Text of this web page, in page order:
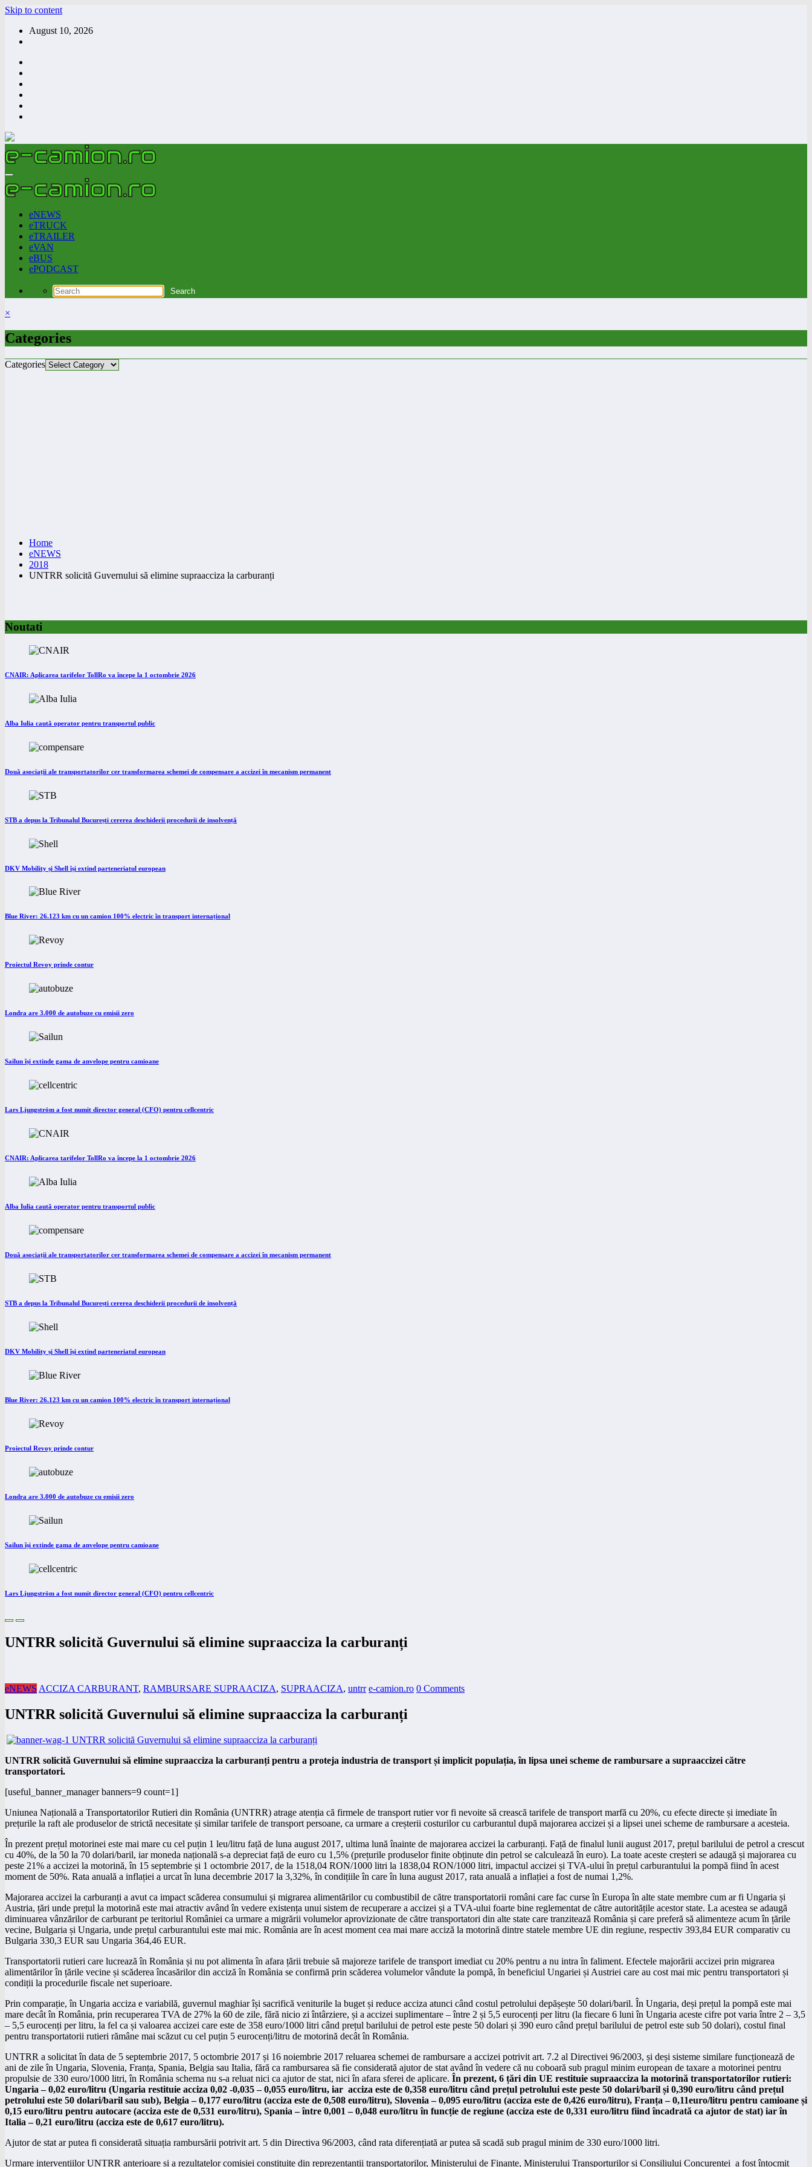
Skip to content
August 10, 2026
eNEWS
eTRUCK
eTRAILER
eVAN
eBUS
ePODCAST
×
Categories
Categories
Home
eNEWS
2018
UNTRR solicită Guvernului să elimine supraacciza la carburanți
Noutati
CNAIR: Aplicarea tarifelor TollRo va începe la 1 octombrie 2026
Alba Iulia caută operator pentru transportul public
Două asociații ale transportatorilor cer transformarea schemei de compensare a accizei în mecanism permanent
STB a depus la Tribunalul București cererea deschiderii procedurii de insolvență
DKV Mobility și Shell își extind parteneriatul european
Blue River: 26.123 km cu un camion 100% electric în transport internațional
Proiectul Revoy prinde contur
Londra are 3.000 de autobuze cu emisii zero
Sailun își extinde gama de anvelope pentru camioane
Lars Ljungström a fost numit director general (CFO) pentru cellcentric
CNAIR: Aplicarea tarifelor TollRo va începe la 1 octombrie 2026
Alba Iulia caută operator pentru transportul public
Două asociații ale transportatorilor cer transformarea schemei de compensare a accizei în mecanism permanent
STB a depus la Tribunalul București cererea deschiderii procedurii de insolvență
DKV Mobility și Shell își extind parteneriatul european
Blue River: 26.123 km cu un camion 100% electric în transport internațional
Proiectul Revoy prinde contur
Londra are 3.000 de autobuze cu emisii zero
Sailun își extinde gama de anvelope pentru camioane
Lars Ljungström a fost numit director general (CFO) pentru cellcentric
UNTRR solicită Guvernului să elimine supraacciza la carburanți
eNEWS ACCIZA CARBURANT, RAMBURSARE SUPRAACIZA, SUPRAACIZA, untrr e-camion.ro 0 Comments
UNTRR solicită Guvernului să elimine supraacciza la carburanți
UNTRR solicită Guvernului să elimine supraacciza la carburanți pentru a proteja industria de transport și implicit populația, în lipsa unei scheme de rambursare a supraaccizei către
transportatori.
[useful_banner_manager banners=9 count=1]
Uniunea Națională a Transportatorilor Rutieri din România (UNTRR) atrage atenția că firmele de transport rutier vor fi nevoite să crească tarifele de transport marfă cu 20%, cu efecte directe și imediate în
prețurile la raft ale produselor de strictă necesitate și similar tarifele de transport persoane, ca urmare a creșterii costurilor cu carburantul după majorarea accizei și a lipsei unei scheme de rambursare a acesteia.
În prezent prețul motorinei este mai mare cu cel puțin 1 leu/litru față de luna august 2017, ultima lună înainte de majorarea accizei la carburanți. Față de finalul lunii august 2017, prețul barilului de petrol a crescut
cu 40%, de la 50 la 70 dolari/baril, iar moneda națională s-a depreciat față de euro cu 1,5% (prețurile produselor finite obținute din petrol se calculează în euro). La toate aceste creșteri se adaugă și majorarea cu
peste 21% a accizei la motorină, în 15 septembrie și 1 octombrie 2017, de la 1518,04 RON/1000 litri la 1838,04 RON/1000 litri, impactul accizei și TVA-ului în prețul carburantului la pompă fiind în acest
moment de 50%. Rata anuală a inflației a urcat în luna decembrie 2017 la 3,32%, în condițiile în care în luna august 2017, rata anuală a inflației a fost de numai 1,2%.
Majorarea accizei la carburanți a avut ca impact scăderea consumului și migrarea alimentărilor cu combustibil de către transportatorii români care fac curse în Europa în alte state membre cum ar fi Ungaria și
Austria, țări unde prețul la motorină este mai atractiv având în vedere existența unui sistem de recuperare a accizei și a TVA-ului foarte bine reglementat de către autoritățile acestor state. La acestea se adaugă
diminuarea vânzărilor de carburant pe teritoriul României ca urmare a migrării volumelor aprovizionate de către transportatori din alte state care tranzitează România și care preferă să alimenteze acum în țările
vecine, Bulgaria și Ungaria, unde prețul carburantului este mai mic. România are în acest moment cea mai mare acciză la motorină dintre statele membre UE din regiune, respectiv 393,84 EUR comparativ cu
Bulgaria 330,3 EUR sau Ungaria 364,46 EUR.
Transportatorii rutieri care lucrează în România și nu pot alimenta în afara țării trebuie să majoreze tarifele de transport imediat cu 20% pentru a nu intra în faliment. Efectele majorării accizei prin migrarea
alimentărilor în țările vecine și scăderea încasărilor din acciză în România se confirmă prin scăderea volumelor vândute la pompă, în beneficiul Ungariei și Austriei care au cost mai mic pentru transportatori și
condiții la procedurile fiscale net superioare.
Prin comparație, în Ungaria acciza e variabilă, guvernul maghiar își sacrifică veniturile la buget și reduce acciza atunci când costul petrolului depășește 50 dolari/baril. În Ungaria, deși prețul la pompă este mai
mare decât în România, prin recuperarea TVA de 27% la 60 de zile, fără nicio zi întârziere, și a accizei suplimentare – între 2 și 5,5 eurocenți per litru (la fiecare 6 luni în Ungaria aceste cifre pot varia între 2 – 3,5
– 5,5 eurocenți per litru, la fel ca și valoarea accizei care este de 358 euro/1000 litri când prețul barilului de petrol este peste 50 dolari și 390 euro când prețul barilului de petrol este sub 50 dolari), costul final
pentru transportatorii rutieri rămâne mai scăzut cu cel puțin 5 eurocenți/litru de motorină decât în România.
UNTRR a solicitat în data de 5 septembrie 2017, 5 octombrie 2017 și 16 noiembrie 2017 reluarea schemei de rambursare a accizei potrivit art. 7.2 al Directivei 96/2003, și deși sisteme similare funcționează de
ani de zile în Ungaria, Slovenia, Franța, Spania, Belgia sau Italia, fără ca rambursarea să fie considerată ajutor de stat având în vedere că nu coboară sub pragul minim european de taxare a motorinei pentru
propulsie de 330 euro/1000 litri, în România schema nu s-a reluat nici ca ajutor de stat, nici în afara sferei de aplicare. În prezent, 6 țări din UE restituie supraacciza la motorină transportatorilor rutieri:
Ungaria – 0,02 euro/litru (Ungaria restituie acciza 0,02 -0,035 – 0,055 euro/litru, iar acciza este de 0,358 euro/litru când prețul petrolului este peste 50 dolari/baril și 0,390 euro/litru când prețul
petrolului este 50 dolari/baril sau sub), Belgia – 0,177 euro/litru (acciza este de 0,508 euro/litru), Slovenia – 0,095 euro/litru (acciza este de 0,426 euro/litru), Franța – 0,11euro/litru pentru camioane și
0,15 euro/litru pentru autocare (acciza este de 0,531 euro/litru), Spania – între 0,001 – 0,048 euro/litru în funcție de regiune (acciza este de 0,331 euro/litru fiind încadrată ca ajutor de stat) iar în
Italia – 0,21 euro/litru (acciza este de 0,617 euro/litru).
Ajutor de stat ar putea fi considerată situația rambursării potrivit art. 5 din Directiva 96/2003, când rata diferențiată ar putea să scadă sub pragul minim de 330 euro/1000 litri.
Urmare intervențiilor UNTRR anterioare și a rezultatelor comisiei constituite din reprezentanții transportatorilor, Ministerului de Finanțe, Ministerului Transporturilor și Consiliului Concurenței a fost întocmit